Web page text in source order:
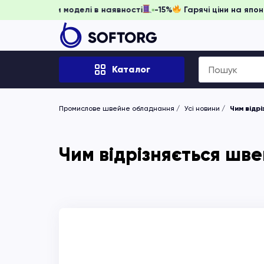
забронювати, доки моделі в наявності -15% Гарячі
Каталог
Search
for:
Промислове швейне обладнання Усі новини Чим
Чим відрізняється